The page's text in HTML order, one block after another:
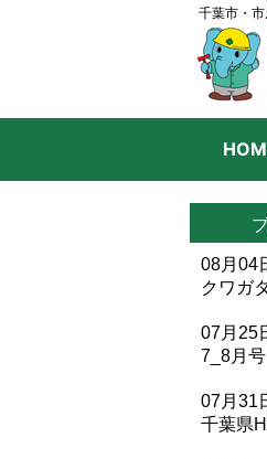
千葉市・
08月04
クワガ
07月25
7_8月号
07月31
千葉県